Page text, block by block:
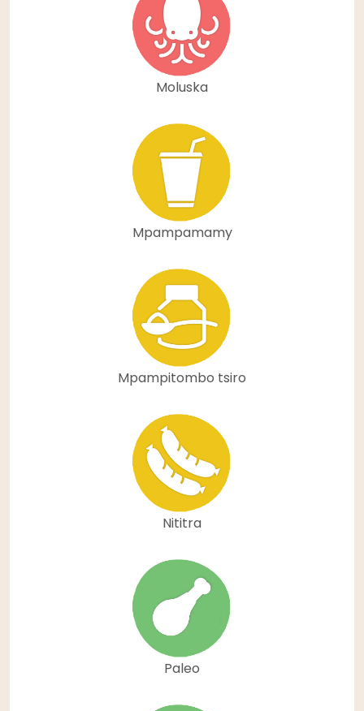
Moluska
Mpampamamy
Mpampitombo tsiro
Nititra
Paleo